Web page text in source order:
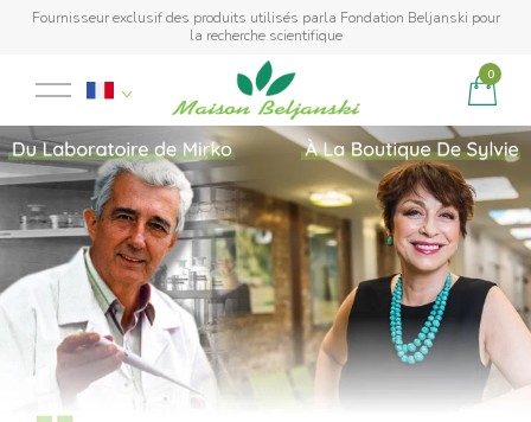
Fournisseur exclusif des produits utilisés parla Fondation Beljanski pour
la recherche scientifique
0
Produit ajouté au panier